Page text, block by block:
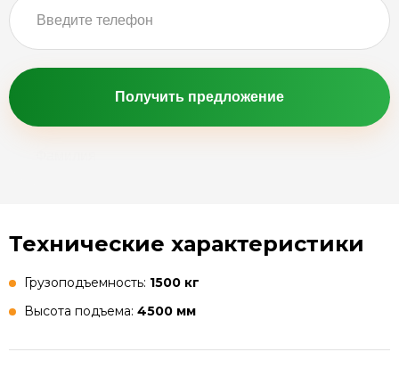
Получить предложение
Технические характеристики
Грузоподъемность: 1500 кг
Высота подъема: 4500 мм